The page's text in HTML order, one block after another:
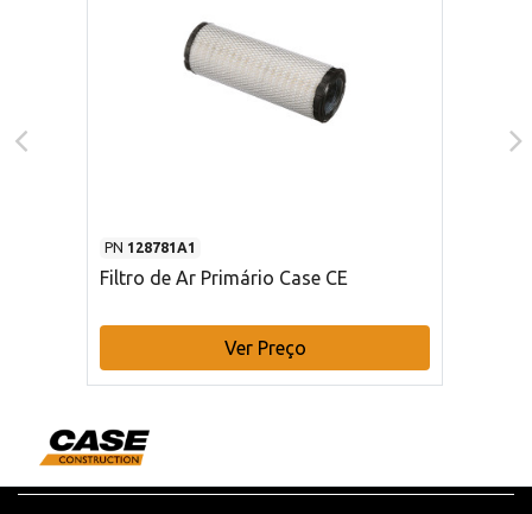
PN 128781A1
Filtro de Ar Primário Case CE
Ver Preço